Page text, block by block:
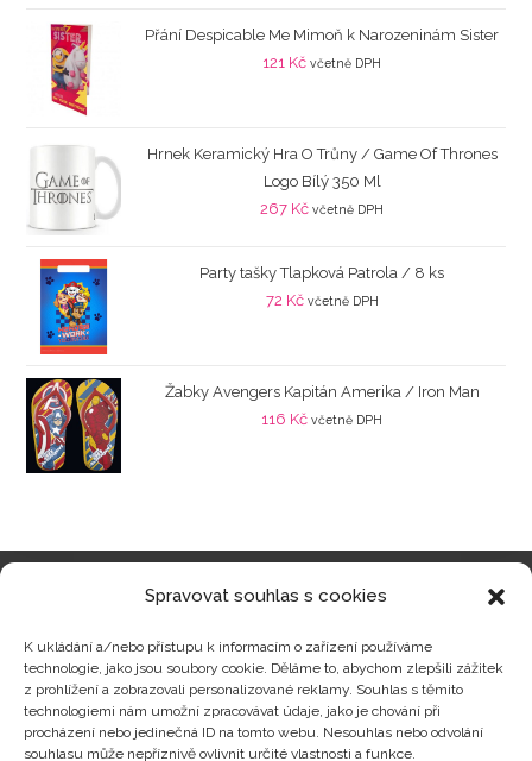
Spravovat souhlas s cookies
K ukládání a/nebo přístupu k informacím o zařízení používáme
technologie, jako jsou soubory cookie. Děláme to, abychom zlepšili zážitek
z prohlížení a zobrazovali personalizované reklamy. Souhlas s těmito
technologiemi nám umožní zpracovávat údaje, jako je chování při
procházení nebo jedinečná ID na tomto webu. Nesouhlas nebo odvolání
souhlasu může nepříznivě ovlivnit určité vlastnosti a funkce.
Přání Despicable Me Mimoň k Narozeninám Sister
121 Kč včetně DPH
Hrnek Keramický Hra O Trůny / Game Of Thrones
Logo Bílý 350 Ml
267 Kč včetně DPH
Party tašky Tlapková Patrola / 8 ks
72 Kč včetně DPH
Žabky Avengers Kapitán Amerika / Iron Man
116 Kč včetně DPH
Zajímavosti